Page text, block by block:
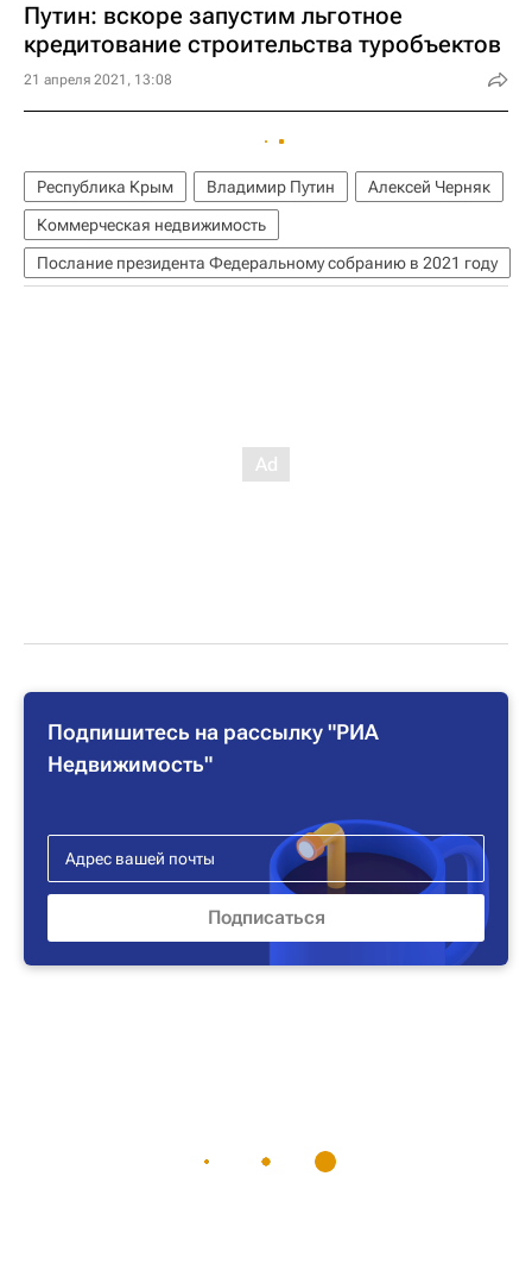
Путин: вскоре запустим льготное
кредитование строительства туробъектов
21 апреля 2021, 13:08
Республика Крым Владимир Путин
Алексей Черняк
Коммерческая недвижимость
Послание президента Федеральному собранию в 2021 году
Подпишитесь на рассылку "РИА
Недвижимость"